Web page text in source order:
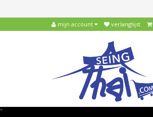
mijn account verlanglijst
"